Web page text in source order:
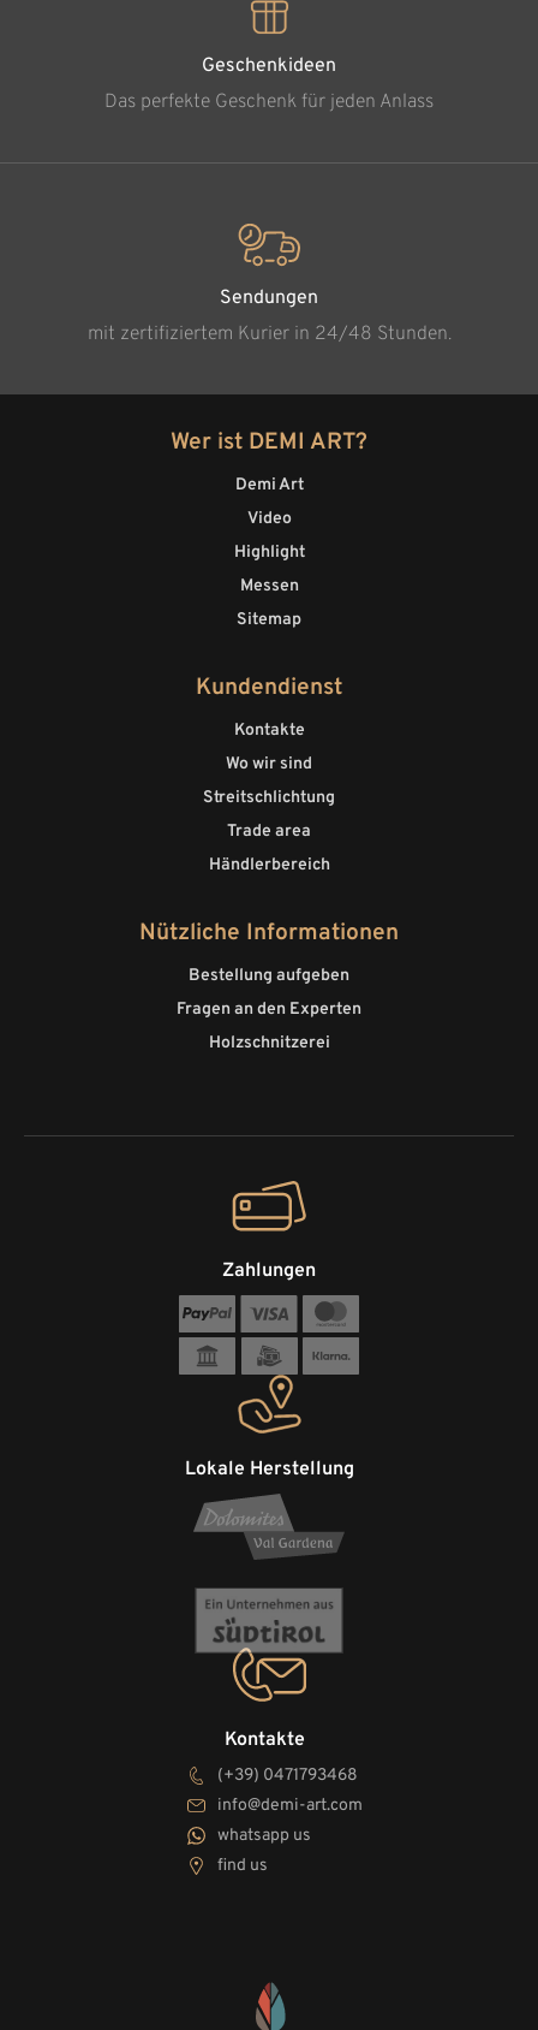
Geschenkideen
Das perfekte Geschenk für jeden Anlass
Sendungen
mit zertifiziertem Kurier in 24/48 Stunden.
Wer ist DEMI ART?
Demi Art
Video
Highlight
Messen
Sitemap
Kundendienst
Kontakte
Wo wir sind
Streitschlichtung
Trade area
Händlerbereich
Nützliche Informationen
Bestellung aufgeben
Fragen an den Experten
Holzschnitzerei
Kontakte
(+39) 0471793468
info@demi-art.com
whatsapp us
find us
Lokale Herstellung
Zahlungen